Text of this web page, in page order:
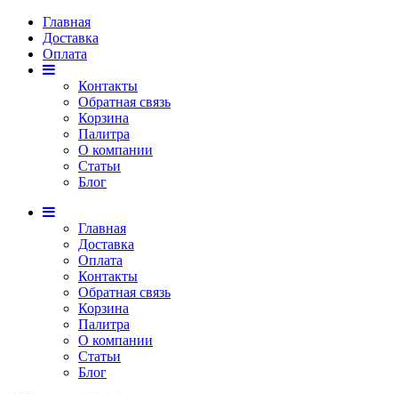
Главная
Доставка
Оплата
Контакты
Обратная связь
Корзина
Палитра
О компании
Статьи
Блог
Главная
Доставка
Оплата
Контакты
Обратная связь
Корзина
Палитра
О компании
Статьи
Блог